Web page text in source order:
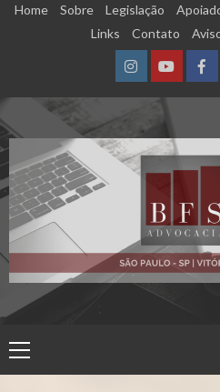
SkipHome Sobre Legislação
Links
Contato
InstagramYouTube
Menu